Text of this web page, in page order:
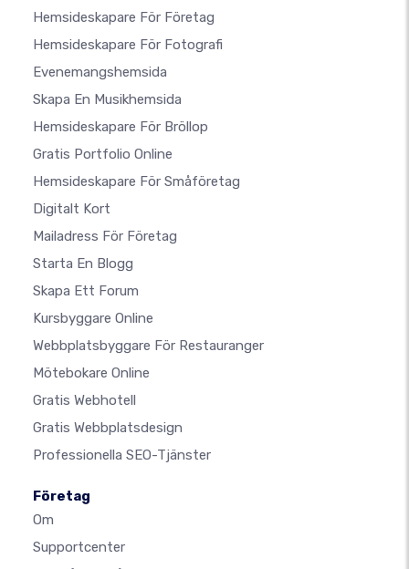
Hemsideskapare För Företag
Hemsideskapare För Fotografi
Evenemangshemsida
Skapa En Musikhemsida
Hemsideskapare För Bröllop
Gratis Portfolio Online
Hemsideskapare För Småföretag
Digitalt Kort
Mailadress För Företag
Starta En Blogg
Skapa Ett Forum
Kursbyggare Online
Webbplatsbyggare För Restauranger
Mötebokare Online
Gratis Webhotell
Gratis Webbplatsdesign
Professionella SEO-Tjänster
Företag
Om
Supportcenter